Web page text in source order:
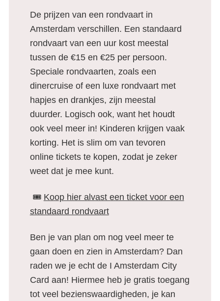
De prijzen van een rondvaart in
Amsterdam verschillen. Een standaard
rondvaart van een uur kost meestal
tussen de €15 en €25 per persoon.
Speciale rondvaarten, zoals een
dinercruise of een luxe rondvaart met
hapjes en drankjes, zijn meestal
duurder. Logisch ook, want het houdt
ook veel meer in! Kinderen krijgen vaak
korting. Het is slim om van tevoren
online tickets te kopen, zodat je zeker
weet dat je mee kunt.
🎟️ Koop hier alvast een ticket voor een
standaard rondvaart
Ben je van plan om nog veel meer te
gaan doen en zien in Amsterdam? Dan
raden we je echt de I Amsterdam City
Card aan! Hiermee heb je gratis toegang
tot veel bezienswaardigheden, je kan